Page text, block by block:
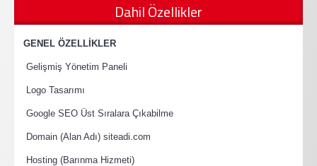
Dahil Özellikler
GENEL ÖZELLİKLER
Gelişmiş Yönetim Paneli
Logo Tasarımı
Google SEO Üst Sıralara Çıkabilme
Domain (Alan Adı) siteadi.com
Hosting (Barınma Hizmeti)